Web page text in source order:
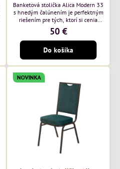
Banketová stolička Alica Modern 33
s hnedým čalúnením je perfektným
riešením pre tých, ktorí si cenia
vysokú kvalitu a jedinečný dizajn.
Stolička je výnimočná použitím
vysoko kvalitného hnedého
čalúnenia Mossa 29 od poľského
výrobcu Davis ktorého látka má
hmotnosť 325 g/m², čo zaručuje
výnimočnú odolnosť a pohodlie.
Okrem toho je látka vybavená
technológiou Easy-Clean, vďaka
ktorej sa ľahko...
50 €
Do košíka
NOVINKA